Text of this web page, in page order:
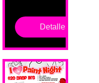
Detalles